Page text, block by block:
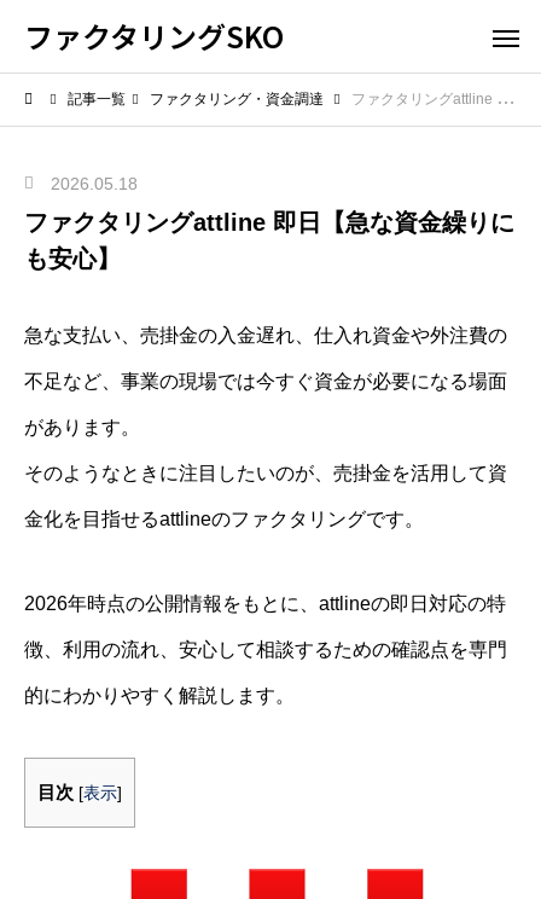
ファクタリングSKO
記事一覧 ファクタリング・資金調達 ファクタリングattline 即日【急な資金繰りにも安心】
2026.05.18
ファクタリングattline 即日【急な資金繰りに
も安心】
急な支払い、売掛金の入金遅れ、仕入れ資金や外注費の
不足など、事業の現場では今すぐ資金が必要になる場面
があります。
そのようなときに注目したいのが、売掛金を活用して資
金化を目指せるattlineのファクタリングです。
2026年時点の公開情報をもとに、attlineの即日対応の特
徴、利用の流れ、安心して相談するための確認点を専門
的にわかりやすく解説します。
目次 [表示]